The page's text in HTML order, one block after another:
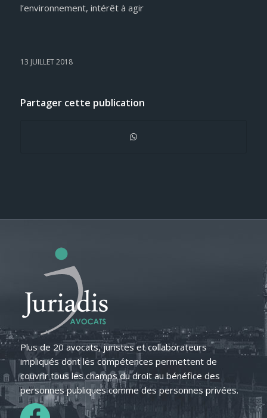
l’environnement, intérêt à agir
13 JUILLET 2018
Partager cette publication
Plus de 20 avocats, juristes et collaborateurs
impliqués dont les compétences permettent de
couvrir tous les champs du droit au bénéfice des
personnes publiques comme des personnes privées.